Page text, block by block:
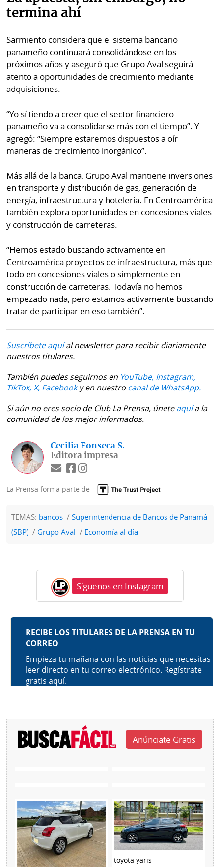
termina ahí
Sarmiento considera que el sistema bancario
panameño continuará consolidándose en los
próximos años y aseguró que Grupo Aval seguirá
atento a oportunidades de crecimiento mediante
adquisiciones.
“Yo sí tiendo a creer que el sector financiero
panameño va a consolidarse más con el tiempo”. Y
agregó: “Siempre estaremos dispuestos a oír
maneras de crecimiento inorgánico”.
Más allá de la banca, Grupo Aval mantiene inversiones
en transporte y distribución de gas, generación de
energía, infraestructura y hotelería. En Centroamérica
también explora oportunidades en concesiones viales
y construcción de carreteras.
“Hemos estado buscando activamente en
Centroamérica proyectos de infraestructura, más que
todo en concesiones viales o simplemente en
construcción de carreteras. Todavía no hemos
empezado nada, pero estamos activamente buscando
tratar de participar en eso también”.
Suscríbete aquíal newsletter para recibir diariamente
nuestros titulares.
También puedes seguirnos en YouTube, Instagram,
TikTok, X, Facebooky en nuestro canal de WhatsApp.
Si aún no eres socio de Club La Prensa, úneteaquía la
comunidad de los mejor informados.
Cecilia Fonseca S.
Editora impresa
La Prensa forma parte de
TEMAS: bancos
Superintendencia de Bancos de Panamá
(SBP)
Grupo Aval Economía al día
Síguenos en Instagram
toyota yaris